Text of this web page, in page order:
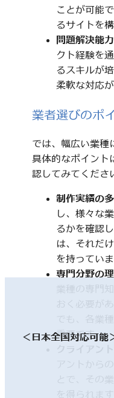
ことが可能
るサイトを
問題解決能
クト経験を
るスキルが
柔軟な対応
業者選びのポ
では、幅広い業種
具体的なポイント
認してみてくださ
制作実績の
し、様々な
るかを確認
は、それだ
を持っていま
専門分野の
業種の専門
おく必要が
でも、各業
重要です。
クライアン
アントから
とで、その
を得られま
＜日本全国対応可能